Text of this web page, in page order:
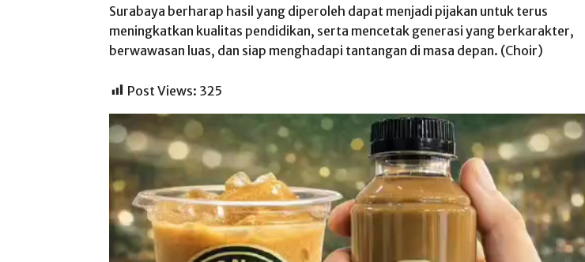
Surabaya berharap hasil yang diperoleh dapat menjadi pijakan untuk terus
meningkatkan kualitas pendidikan, serta mencetak generasi yang berkarakter,
berwawasan luas, dan siap menghadapi tantangan di masa depan. (Choir)
Post Views: 325